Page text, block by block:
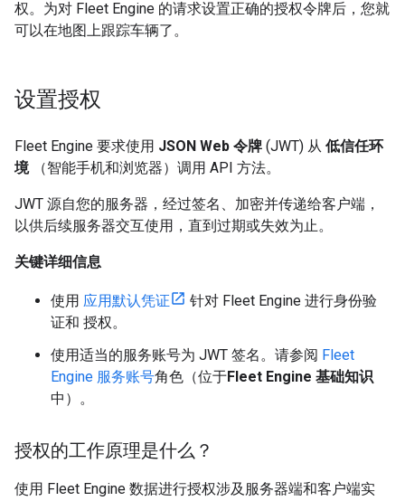
权。为对 Fleet Engine 的请求设置正确的授权令牌后，您就
可以在地图上跟踪车辆了。
设置授权
Fleet Engine 要求使用 JSON Web 令牌 (JWT) 从 低信任环
境（智能手机和浏览器）调用 API 方法。
JWT 源自您的服务器，经过签名、加密并传递给客户端，
以供后续服务器交互使用，直到过期或失效为止。
关键详细信息
使用 应用默认凭证
针对 Fleet Engine 进行身份验
证和 授权。
使用适当的服务账号为 JWT 签名。请参阅 Fleet
Engine 服务账号角色（位于Fleet Engine 基础知识
中）。
授权的工作原理是什么？
使用 Fleet Engine 数据进行授权涉及服务器端和客户端实